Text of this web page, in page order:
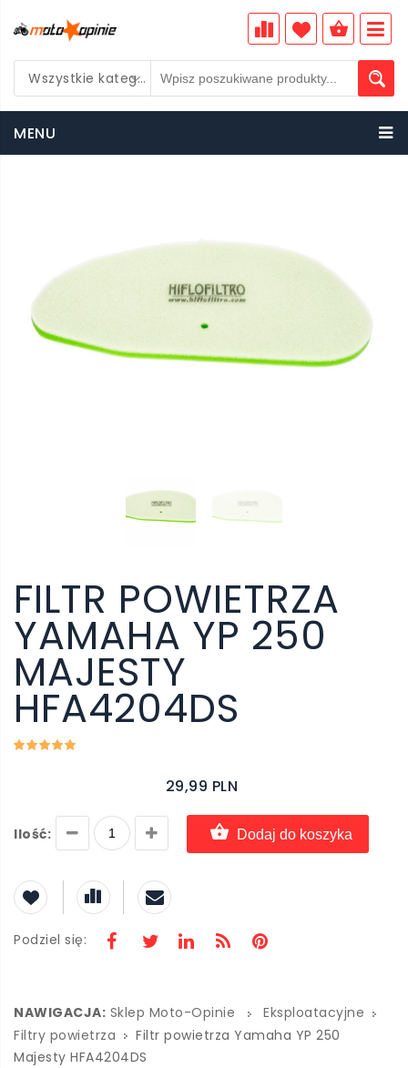
Wszystkie kategorie
MENU
FILTR POWIETRZA
YAMAHA YP 250
MAJESTY
HFA4204DS
29,99 PLN
Ilość: Dodaj do koszyka
Podziel się:
NAWIGACJA: Sklep Moto-Opinie
Eksploatacyjne
Filtry powietrza
Filtr powietrza Yamaha YP 250
Majesty HFA4204DS